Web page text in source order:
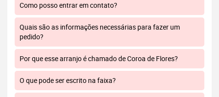
Como posso entrar em contato?
Quais são as informações necessárias para fazer um
pedido?
Por que esse arranjo é chamado de Coroa de Flores?
O que pode ser escrito na faixa?